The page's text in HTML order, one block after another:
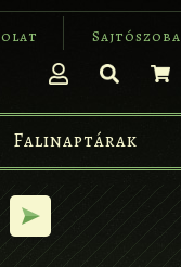
Sajtószoba
Falinaptárak